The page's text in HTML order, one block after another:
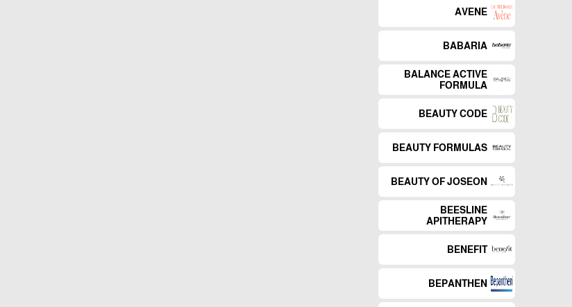
AVENE
BABARIA
BALANCE ACTIVE
FORMULA
BEAUTY CODE
BEAUTY FORMULAS
BEAUTY OF JOSEON
BEESLINE
APITHERAPY
BENEFIT
BEPANTHEN